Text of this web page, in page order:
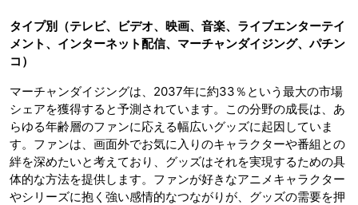
タイプ別（テレビ、ビデオ、映画、音楽、ライブエンターテイ
メント、インターネット配信、マーチャンダイジング、パチン
コ）
マーチャンダイジングは、2037年に約33％という最大の市場
シェアを獲得すると予測されています。この分野の成長は、あ
らゆる年齢層のファンに応える幅広いグッズに起因していま
す。ファンは、画面外でお気に入りのキャラクターや番組との
絆を深めたいと考えており、グッズはそれを実現するための具
体的な方法を提供します。ファンが好きなアニメキャラクター
やシリーズに抱く強い感情的なつながりが、グッズの需要を押